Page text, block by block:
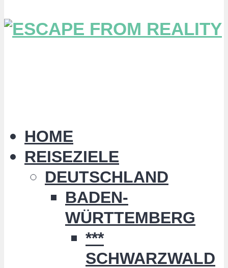
HOME
REISEZIELE
DEUTSCHLAND
BADEN-
WÜRTTEMBERG
***
SCHWARZWALD